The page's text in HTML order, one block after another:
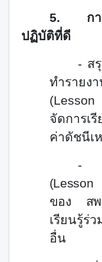
5. ก
ปฏิบัติที่ดี
- ส
ทำรายง
จัดการเ
ค่าดัชนีเ
-
ของ สพ
เรียนรู้ร่
อื่น